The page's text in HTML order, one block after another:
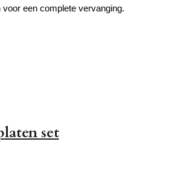
een complete vervanging.
set